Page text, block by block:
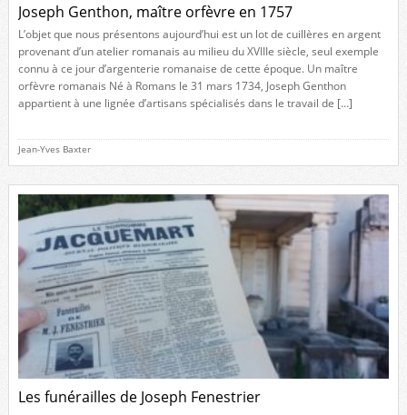
Joseph Genthon, maître orfèvre en 1757
L’objet que nous présentons aujourd’hui est un lot de cuillères en argent
provenant d’un atelier romanais au milieu du XVIIIe siècle, seul exemple
connu à ce jour d’argenterie romanaise de cette époque. Un maître
orfèvre romanais Né à Romans le 31 mars 1734, Joseph Genthon
appartient à une lignée d’artisans spécialisés dans le travail de […]
Jean-Yves Baxter
Les funérailles de Joseph Fenestrier